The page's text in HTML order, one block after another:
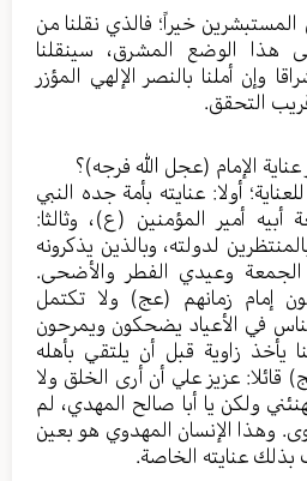
خيراً؛ فالذي نقلنا من
هذا الوضع المشرق، سينقلنا
وإن أملنا بالنصر الإلهي المؤزر
التحقق.
الإمام (عجل الله فرجه)؟
أولا: عنايته بأمة جده النبي
أبيه أمير المؤمنين (ع)، وثالثا:
لدولته، وبالذين يذكرونه
وعيدي الفطر والأضحى.
إمام زمانهم (عج) ولا تكتمل
في الأعياد يضحكون ويمرحون
يأخذ زاوية قبل أن يلتقي بأهله
قائلا: عزيز علي أن أرى الخلق ولا
ولكن يا أبا صالح المهدي، لم
وهذا الإنسان المهدوي هو بعين
عنايته الخاصة.